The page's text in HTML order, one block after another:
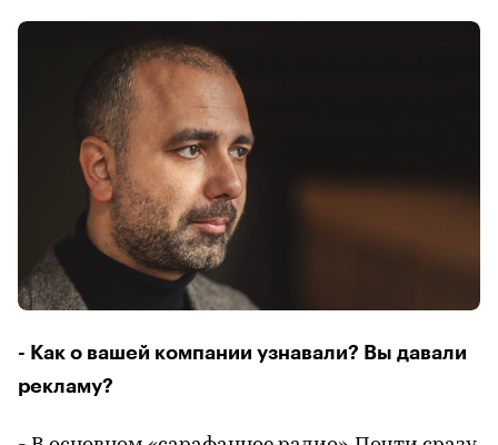
- Как о вашей компании узнавали? Вы давали
рекламу?